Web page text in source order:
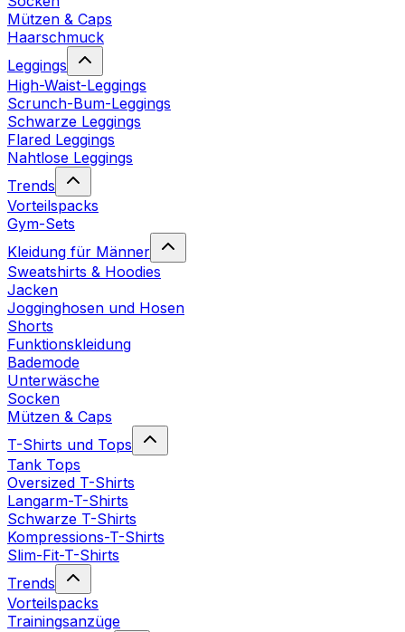
Mützen & Caps
Haarschmuck
Leggings
High-Waist-Leggings
Scrunch-Bum-Leggings
Schwarze Leggings
Flared Leggings
Nahtlose Leggings
Trends
Vorteilspacks
Gym-Sets
Kleidung für Männer
Sweatshirts & Hoodies
Jacken
Jogginghosen und Hosen
Shorts
Funktionskleidung
Bademode
Unterwäsche
Socken
Mützen & Caps
T-Shirts und Tops
Tank Tops
Oversized T-Shirts
Langarm-T-Shirts
Schwarze T-Shirts
Kompressions-T-Shirts
Slim-Fit-T-Shirts
Trends
Vorteilspacks
Trainingsanzüge